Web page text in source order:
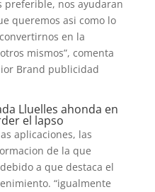
preferible, nos ayudaran
queremos asi­ como lo
en la
mismos”, comenta
Brand publicidad
Lluelles ahonda en
el lapso
aplicaciones, las
de la que
a que destaca el
“igualmente